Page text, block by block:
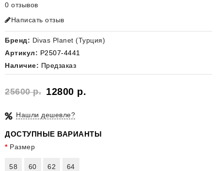
0 отзывов
Написать отзыв
Бренд: Divas Planet (Турция)
Артикул: P2507-4441
Наличие: Предзаказ
25600 р. 12800 р.
Нашли дешевле?
ДОСТУПНЫЕ ВАРИАНТЫ
Размер
58 60 62 64